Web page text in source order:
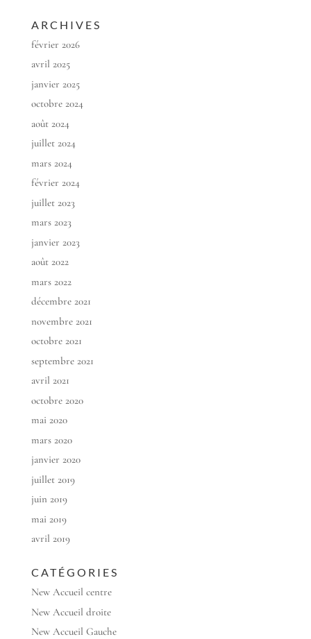
ARCHIVES
février 2026
avril 2025
janvier 2025
octobre 2024
août 2024
juillet 2024
mars 2024
février 2024
juillet 2023
mars 2023
janvier 2023
août 2022
mars 2022
décembre 2021
novembre 2021
octobre 2021
septembre 2021
avril 2021
octobre 2020
mai 2020
mars 2020
janvier 2020
juillet 2019
juin 2019
mai 2019
avril 2019
CATÉGORIES
New Accueil centre
New Accueil droite
New Accueil Gauche